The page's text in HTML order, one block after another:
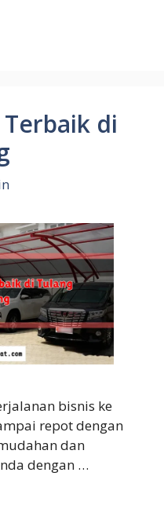
di
bisnis ke
repot dengan
dan
dengan …